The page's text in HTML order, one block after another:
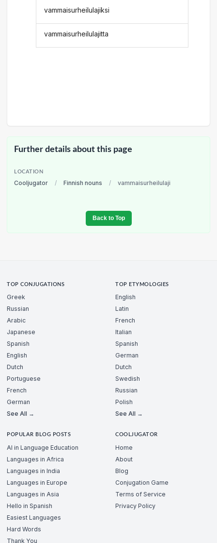
vammaisurheilulajiksi
vammaisurheilulajitta
Further details about this page
LOCATION
Cooljugator / Finnish nouns / vammaisurheilulaji
Back to Top
TOP CONJUGATIONS
Greek
Russian
Arabic
Japanese
Spanish
English
Dutch
Portuguese
French
German
See All →
TOP ETYMOLOGIES
English
Latin
French
Italian
Spanish
German
Dutch
Swedish
Russian
Polish
See All →
POPULAR BLOG POSTS
AI in Language Education
Languages in Africa
Languages in India
Languages in Europe
Languages in Asia
Hello in Spanish
Easiest Languages
Hard Words
Thank You
COOLJUGATOR
Home
About
Blog
Conjugation Game
Terms of Service
Privacy Policy